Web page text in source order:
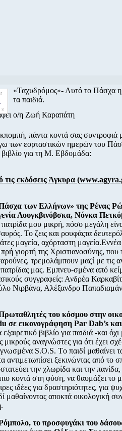
«Ταχυδρόμος»- Αυτό το Πάσχα η
τα παιδιά.
ο/η Ζωή Καραπάτη
πάντα κοντά σας συντροφιά
των εορταστικών ημερών του
βιβλίο για τη Μ. Εβδομάδα:
τις εκδόσεις Άγκυρα (
των Ελλήνων» της Ρένας
Λουγκβινόβσκα, Νόνκα
μου μικρή, πόσο μεγάλη
Το ζεις και ρουφάςτα
μαγεία, αχόρταστη
γιορτή της Χριστιανοσύνης, που
τρεμολάμπουν μαζί με τις
πατρίδας μας. Εμπνευ-σμένα από
συγγραφείς: Ανδρέα
Νιρβάνα, Αλέξανδρο
του κόσμου στην
σε εικονογράφηση Par Dab’s
βιβλίο για παιδιά -και
μικρούς αναγνώστες για ότι έχει
S.O.S. Tο παιδί μαθαίνει
αντιμετωπίσει ξεκινώντας από το
την χλωρίδα και την
κοντά στη φύση, να θαυμάζει το
ιδέες για δραστηριότητες, για
μαθαίνοντας αποκτά οικολογική
το προσφυγάκι του